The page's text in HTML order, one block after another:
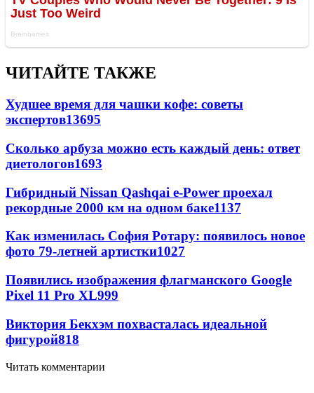
ЧИТАЙТЕ ТАКЖЕ
Худшее время для чашки кофе: советы
экспертов13695
Сколько арбуза можно есть каждый день: ответ
диетологов1693
Гибридный Nissan Qashqai e-Power проехал
рекордные 2000 км на одном баке1137
Как изменилась София Ротару: появилось новое
фото 79-летней артистки1027
Появились изображения флагманского Google
Pixel 11 Pro XL999
Виктория Бекхэм похвасталась идеальной
фигурой818
Читать комментарии